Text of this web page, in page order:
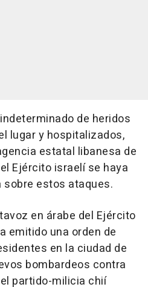
de heridos
lugar y hospitalizados,
estatal libanesa de
Ejército israelí se haya
sobre estos ataques.
en árabe del Ejército
emitido una orden de
en la ciudad de
bombardeos contra
partido-milicia chií